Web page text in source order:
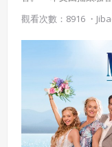
觀看次數：8916 ・